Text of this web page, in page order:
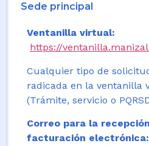
Sede principal
Ventanilla virtual:
https://
Cualquier tipo de
radicada en la ventanilla
(Trámite, servicio o
Correo para la
facturación electrónica: